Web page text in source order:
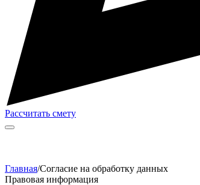
Рассчитать смету
Главная/Согласие на обработку данных
Правовая информация